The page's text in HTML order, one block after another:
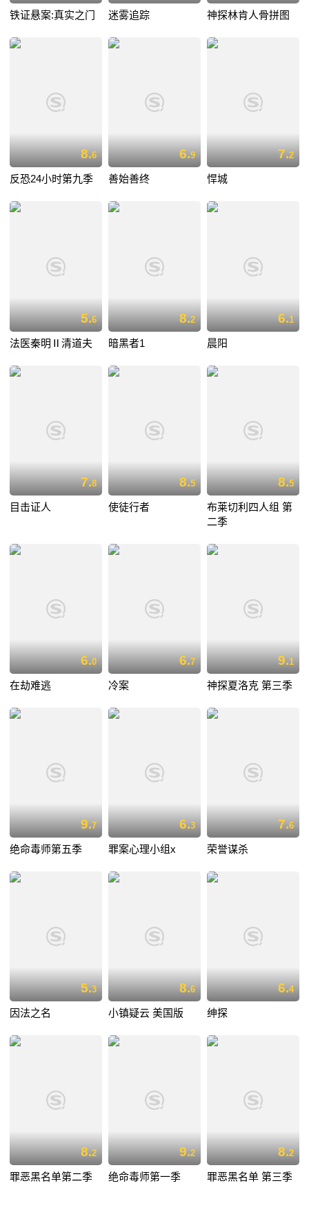
铁证悬案:真实之门 迷雾追踪 神探林肯人骨拼图
8.6
反恐24小时第九季
6.9
善始善终
7.2
悍城
5.6
法医秦明Ⅱ清道夫
8.2
暗黑者1
6.1
晨阳
7.8
目击证人
8.5
使徒行者
8.5
布莱切利四人组 第
二季
6.0
在劫难逃
6.7
冷案
9.1
神探夏洛克 第三季
9.7
绝命毒师第五季
6.3
罪案心理小组x
7.6
荣誉谋杀
5.3
因法之名
8.6
小镇疑云 美国版
6.4
绅探
8.2
罪恶黑名单第二季
9.2
绝命毒师第一季
8.2
罪恶黑名单 第三季